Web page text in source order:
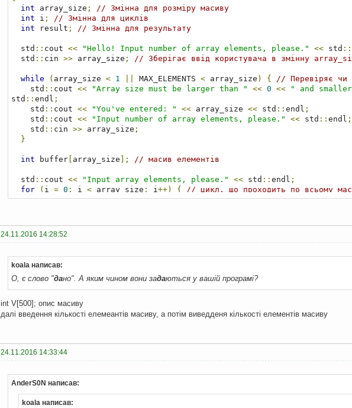
int array_size ;
// Змінна для розміру масиву
int i ;
// Змінна для циклів
int result ; // Змінна для результату
  std
:: cout << "Hello! Input number of array elements, please." << std ::
  std
:: cin >> array_size ; // Зберігає ввід користувача в змінну
while ( array_size < 1 MAX_ELEMENTS < array_size ) {
// Перевіряє чи
    std
:: cout << "Array size must be larger than " << 0 << " and
std :: endl ;
    std
:: cout << "You've entered: " << array_size << std :: endl ;
    std
:: cout << "Input number of array elements, please." << std :: endl ;
    std
:: cin >> array_size ;
}
int buffer[ array_size ]; // масив елементів
  std
:: cout << "Input array elements, please." << std :: endl ;
for
( i = 0 ; i < array_size ; i++) {
// цикл, що проходить по всьому
    std
::cout << "[" << i << "]: ";
      std
::cout
      std
::cout << " and smaller than " << MAX_VALUE << "." << std::endl
      std
::
}
}
  result
= 0 ; // задаємо значення для змінної result, тому що під час
нічого
    result
=
}
  std
::cout <<
24.11.2016 14:28:52
koala написав:
О, є слово "дано". А яким чином вони задаються у вашій програмі?
int V[500]; опис масиву
далі введення кількості елемеантів масиву, а потім виведденя кількості елементів масиву
24.11.2016 14:33:44
AnderS0N написав:
koala написав: